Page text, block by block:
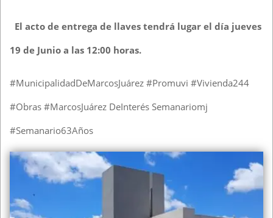
El acto de entrega de llaves tendrá lugar el día jueves
19 de Junio a las 12:00 horas.
#MunicipalidadDeMarcosJuárez #Promuvi #Vivienda244
#Obras #MarcosJuárez DeInterés Semanariomj
#Semanario63Años